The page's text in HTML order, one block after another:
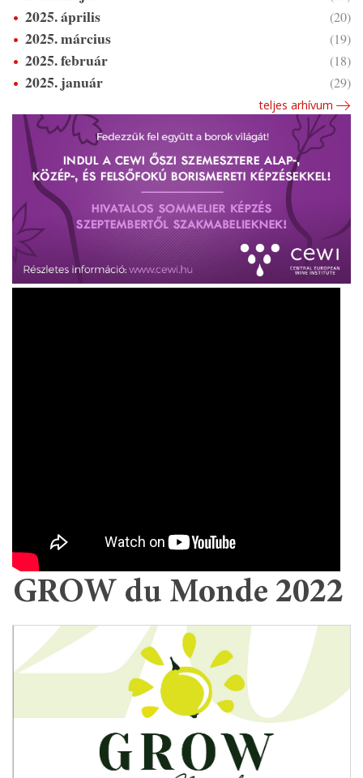
2025. április (20)
2025. március (19)
2025. február (18)
2025. január (29)
teljes arhívum
GROW du Monde 2022